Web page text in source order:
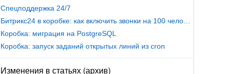
Спецподдержка 24/7
Коробка: миграция на PostgreSQL
Коробка: запуск заданий открытых линий из cron
Изменения в статьях (архив)